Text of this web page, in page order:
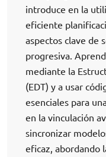
introduce en la
eficiente
aspectos clave de
progresiva.
mediante la
(EDT) y a usar
esenciales para
en la vinculación
sincronizar
eficaz, abordando